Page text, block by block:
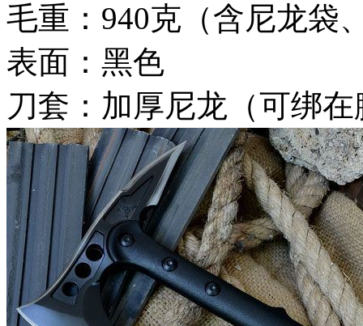
毛重：940克（含尼龙袋
表面：黑色
刀套：加厚尼龙（可绑